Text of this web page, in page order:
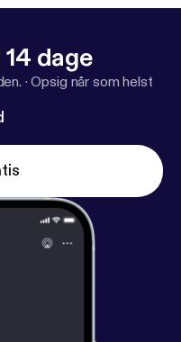
dage
·Opsig når som helst